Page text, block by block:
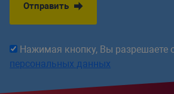
Отправить
Нажимая кнопку, Вы разрешаете
персональных данных